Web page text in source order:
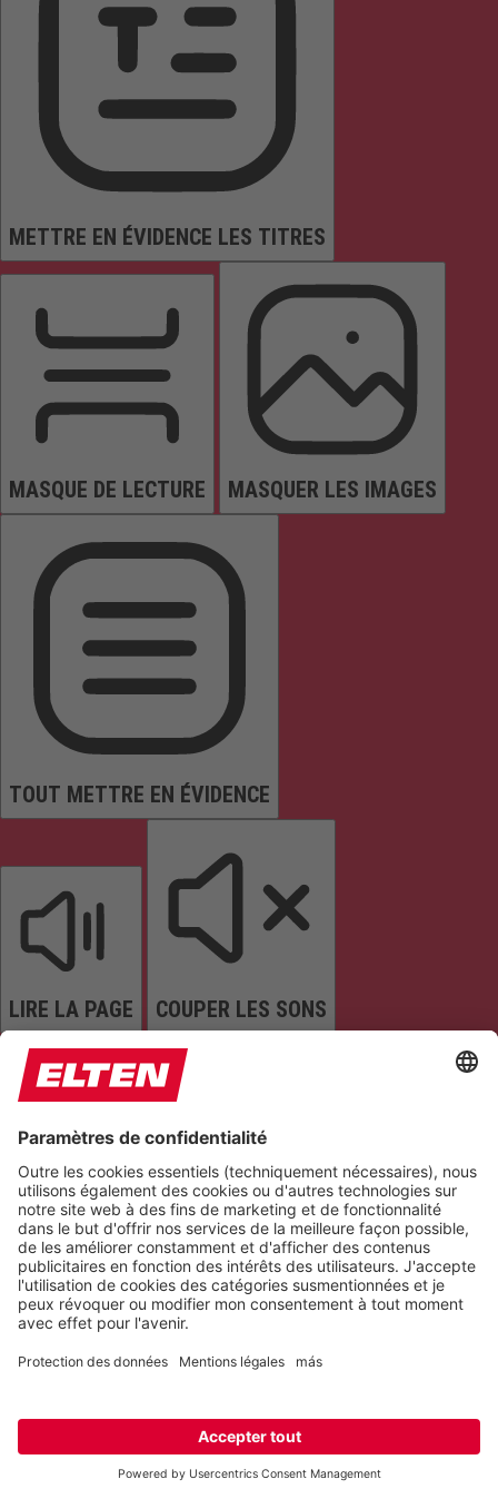
METTRE EN ÉVIDENCE LES TITRES
MASQUE DE LECTURE MASQUER LES IMAGES
TOUT METTRE EN ÉVIDENCE
LIRE LA PAGE COUPER LES SONS
ARRÊTER LES ANIMATIONS